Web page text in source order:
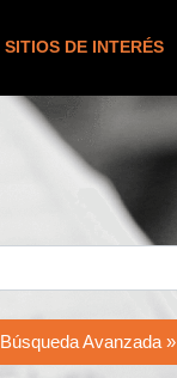
SITIOS DE INTERÉS
Búsqueda Avanzada »